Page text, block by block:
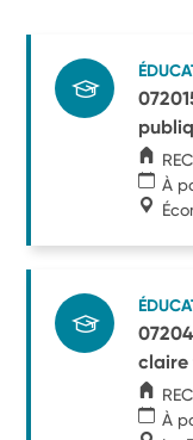
À
claire
À